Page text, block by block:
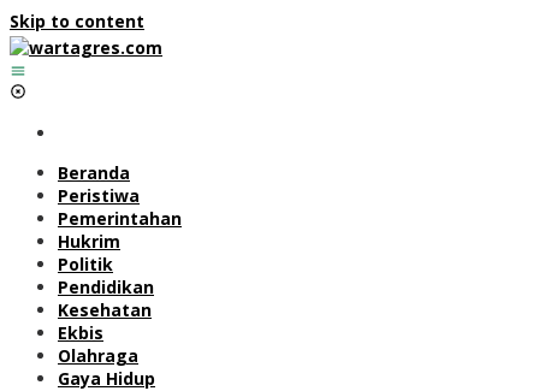
Skip to content
Beranda
Peristiwa
Pemerintahan
Hukrim
Politik
Pendidikan
Kesehatan
Ekbis
Olahraga
Gaya Hidup